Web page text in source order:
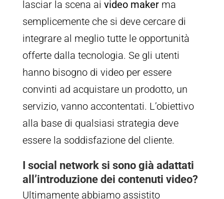
lasciar la scena ai video makerma
semplicemente che si deve cercare di
integrare al meglio tutte le opportunità
offerte dalla tecnologia. Se gli utenti
hanno bisogno di video per essere
convinti ad acquistare un prodotto, un
servizio, vanno accontentati. L’obiettivo
alla base di qualsiasi strategia deve
essere la soddisfazione del cliente.
I social network si sono già adattati
all’introduzione dei contenuti video?
Ultimamente abbiamo assistito